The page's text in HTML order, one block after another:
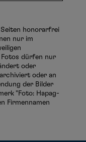
honorarfrei
nur im
Fotos dürfen nur
oder
oder an
der Bilder
"Foto: Hapag-
Firmennamen